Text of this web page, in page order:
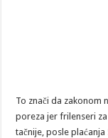
To znači da zakonom
poreza jer frilenseri
tačnije, posle